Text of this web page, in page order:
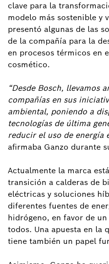
clave para la
modelo más sostenible y
presentó algunas de las
de la compañía para la
en procesos térmicos en
cosmético.
“Desde Bosch, llevamos
compañías en sus
ambiental, poniendo a
tecnologías de última
reducir el uso de energía
afirmaba Ganzo durante
Actualmente la marca
transición a calderas de
eléctricas y soluciones
diferentes fuentes de
hidrógeno, en favor de
todos. Una apuesta en la
tiene también un papel